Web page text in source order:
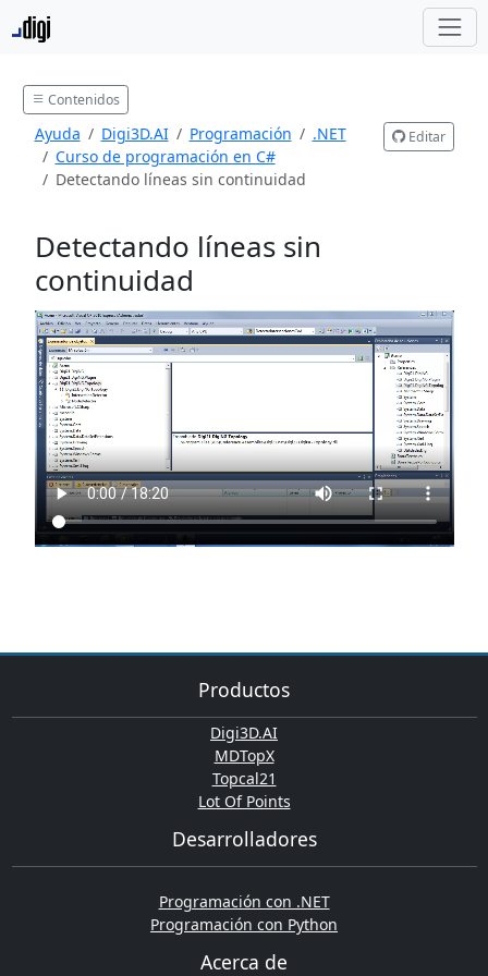
Contenidos
Ayuda Digi3D.AI Programación
.NET
Curso de programación en C#
Detectando líneas sin continuidad
Editar
Detectando líneas sin
continuidad
Productos
Digi3D.AI
MDTopX
Topcal21
Lot Of Points
Desarrolladores
Programación con .NET
Programación con Python
Acerca de